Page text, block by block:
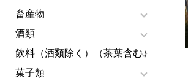
畜産物
酒類
飲料（酒類除く）（茶葉含む）
菓子類